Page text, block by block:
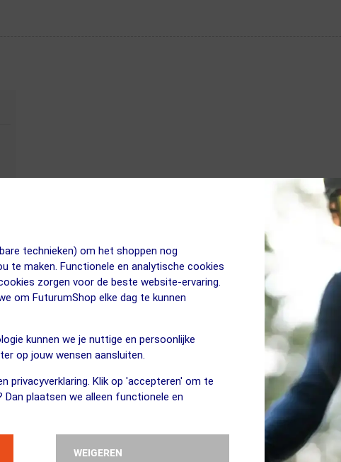
technieken) om het shoppen nog
te maken. Functionele en analytische cookies
zorgen voor de beste website-ervaring.
om FuturumShop elke dag te kunnen
kunnen we je nuttige en persoonlijke
op jouw wensen aansluiten.
privacyverklaring. Klik op 'accepteren' om te
Dan plaatsen we alleen functionele en
WEIGEREN